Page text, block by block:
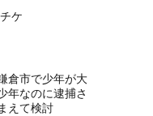
ケ
倉市で少年が大
年なのに逮捕さ
えて検討